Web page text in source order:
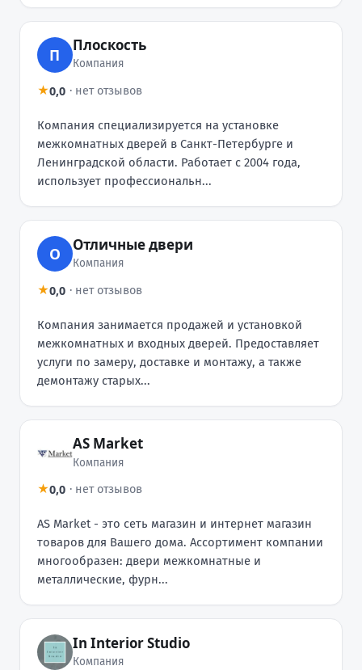
П
Плоскость
Компания
★0,0 · нет отзывов
Компания специализируется на установке
межкомнатных дверей в Санкт-Петербурге и
Ленинградской области. Работает с 2004 года,
использует профессиональн...
О
Отличные двери
Компания
★0,0 · нет отзывов
Компания занимается продажей и установкой
межкомнатных и входных дверей. Предоставляет
услуги по замеру, доставке и монтажу, а также
демонтажу старых...
AS Market
Компания
★0,0 · нет отзывов
AS Market - это сеть магазин и интернет магазин
товаров для Вашего дома. Ассортимент компании
многообразен: двери межкомнатные и
металлические, фурн...
In Interior Studio
Компания